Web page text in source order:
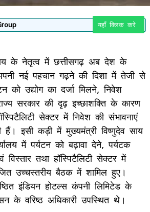
यहाँ क्लिक करे
के नेतृत्व में छत्तीसगढ़ अब देश के
नई पहचान गढ़ने की दिशा में तेजी से
उद्योग का दर्जा मिलने, निवेश
सरकार की दृढ़ इच्छाशक्ति के कारण
सेक्टर में निवेश की संभावनाएं
हैं। इसी कड़ी में मुख्यमंत्री विष्णुदेव साय
में पर्यटन को बढ़ावा देने, पर्यटक
तथा हॉस्पिटैलिटी सेक्टर में
उच्चस्तरीय बैठक में शामिल हुए।
इंडियन होटल्स कंपनी लिमिटेड के
के वरिष्ठ अधिकारी उपस्थित थे।